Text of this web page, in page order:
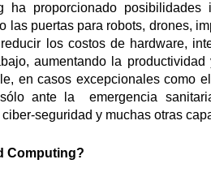
ha proporcionado
las puertas para robots, drones,
los costos de hardware,
aumentando la
en casos excepcionales como
ante la emergencia
seguridad y muchas otras
Computing?